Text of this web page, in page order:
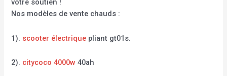
votre soutien !
Nos modèles de vente chauds :
1). scooter électrique pliant gt01s.
2). citycoco 4000w 40ah